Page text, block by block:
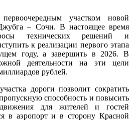
участком новой
– Сочи. В настоящее время
технических решений и
к реализации первого этапа
году, а завершить в 2026. В
деятельности на эти цели
рублей.
дороги позволит сократить
способность и повысить
движения для жителей и гостей
в аэропорт и в сторону Красной